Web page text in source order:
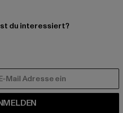
du interessiert?